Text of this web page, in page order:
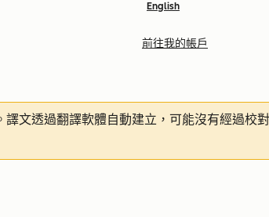
English
前往我的帳戶
譯文透過翻譯軟體自動建立，可能沒有經過校